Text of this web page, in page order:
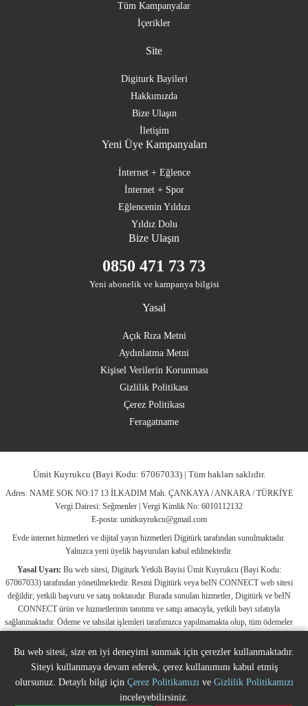
Tüm Kampanyalar
İçerikler
Site
Digiturk Bayileri
Hakkımızda
Bize Ulaşın
İletişim
Yeni Üye Kampanyaları
İnternet + Eğlence
İnternet + Spor
Eğlencenin Yıldızı
Yıldız Dolu
Bize Ulaşın
0850 471 73 73
Yeni abonelik ve kampanya bilgisi
Yasal
Açık Rıza Metni
Aydınlatma Metni
Kişisel Verilerin Korunması
Gizlilik Politikası
Çerez Politikası
Feragatname
Ümit Kuyrukcu (Bayi Kodu: 67067033) | Tüm hakları saklıdır.
Adres: NAME SOK NO:17 13 İLKADIM Mah. ÇANKAYA / ANKARA / TÜRKİYE
Vergi Dairesi: Seğmenler | Vergi Kimlik No: 6010112132
E-posta: umitkuyrukcu@gmail.com
Evde internet hizmetleri ve dijital yayın hizmetleri Digitürk tarafından sunulmaktadır.
Yalnızca yeni üyelik başvuruları kabul edilmektedir.
Yasal Uyarı: Bu web sitesi, Digiturk Yetkili Bayisi Ümit Kuyrukcu (Bayi Kodu:
67067033) tarafından yönetilmektedir. Resmi Digitürk veya beIN CONNECT web sitesi
değildir; yetkili başvuru ve satış noktasıdır. Burada sunulan hizmetler, Digitürk ve beIN
CONNECT ürün ve hizmetlerinin tanıtımı ve satışı amacıyla, yetkili bayi sıfatıyla
sağlanmaktadır. Ödeme ve tahsilat işlemleri tarafımızca yapılmamakta olup, tüm ödemeler
ticari markalar, ilgili hak sahiplerine ait olup yasal koruma altındadır. Bu markalar, yalnızca
marka sahiplerinin kullanım koşullarına uygun şekilde kullanılmaktadır. Digitürk veya beIN
CONNECT’in resmi web sitelerine ulaşmak için ilgili markaların doğrudan resmi
kanallarını ziyaret edebilirsiniz.
Bu web sitesi, size en iyi deneyimi sunmak için çerezler kullanmaktadır.
Siteyi kullanmaya devam ederek, çerez kullanımını kabul etmiş
olursunuz. Detaylı bilgi için Çerez Politikamızıve Gizlilik Politikamızı
inceleyebilirsiniz.